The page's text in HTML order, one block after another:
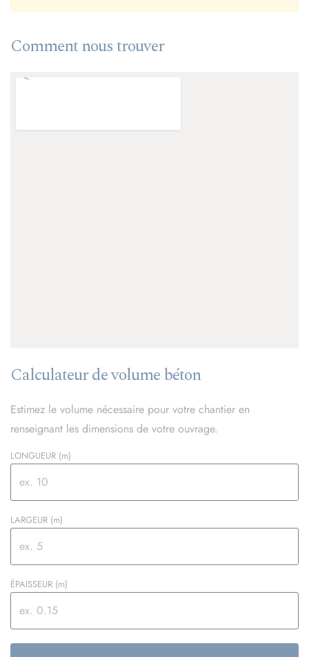
Comment nous trouver
Calculateur de volume béton
Estimez le volume nécessaire pour votre chantier en
renseignant les dimensions de votre ouvrage.
LONGUEUR (m)
LARGEUR (m)
ÉPAISSEUR (m)